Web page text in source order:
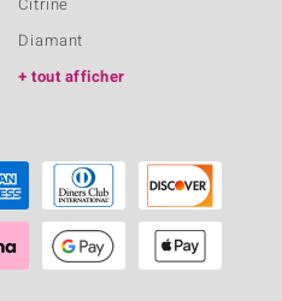
Diamant
tout afficher